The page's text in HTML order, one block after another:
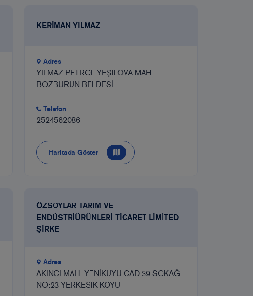
KERİMAN YILMAZ
Adres
YILMAZ PETROL YEŞİLOVA MAH.
BOZBURUN BELDESİ
Telefon
2524562086
Haritada Göster
ÖZSOYLAR TARIM VE
ENDÜSTRİÜRÜNLERİ TİCARET LİMİTED
ŞİRKE
Adres
AKINCI MAH. YENİKUYU CAD.39.SOKAĞI
NO:23 YERKESİK KÖYÜ